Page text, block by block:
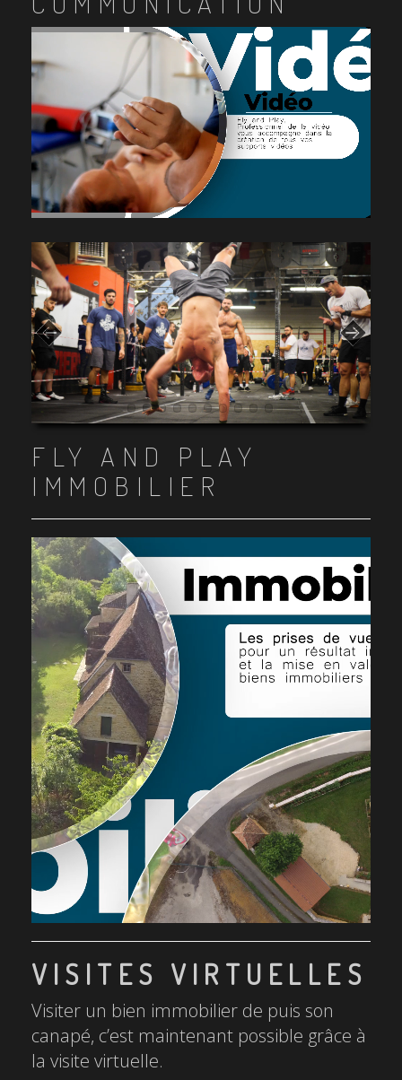
Item 1
Item 2
Item 3
Item 4
Item 5
Item 6
Item 7
Item 8
Item 9
Item 10
FLY AND PLAY
IMMOBILIER
VISITES VIRTUELLES
Visiter un bien immobilier de puis son
canapé, c’est maintenant possible grâce à
la visite virtuelle.